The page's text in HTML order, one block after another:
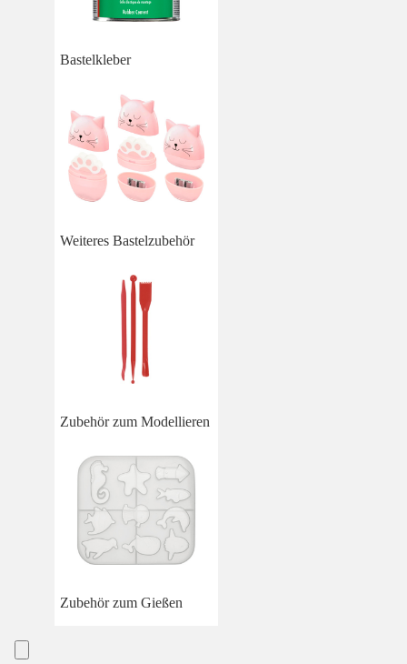
Bastelkleber
Weiteres Bastelzubehör
Zubehör zum Modellieren
Zubehör zum Gießen